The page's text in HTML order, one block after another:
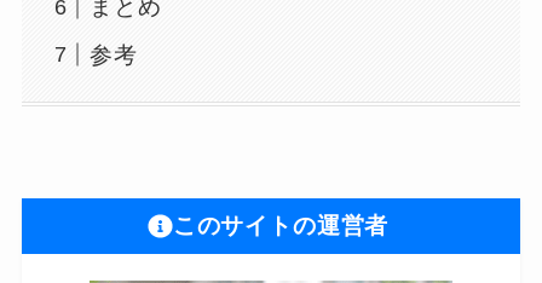
まとめ
参考
このサイトの運営者